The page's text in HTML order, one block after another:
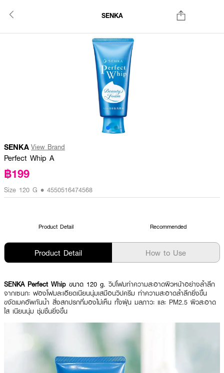
SENKA
SENKA View Brand
Perfect Whip A
฿199
Size 120 G • 4550516474568
Product Detail Recommended
Product Detail How to Use
SENKA Perfect Whip ขนาด 120 g. วิปโฟมทำความสะอาดผิวหน้าอย่างล้ำลึก
จากเซนกะ ฟองโฟมละเอียดเนียนนุ่มเสมือนวิปครีม ทำความสะอาดล้ำลึกยิ่งขึ้น
ขจัดเมคอัพกันน้ำ สิ่งสกปรกที่มองไม่เห็น ทั้งฝุ่น มลภาวะ และ PM2.5 ผิวสะอาด
ใส เนียนนุ่ม ชุ่มชื่นยิ่งขึ้น